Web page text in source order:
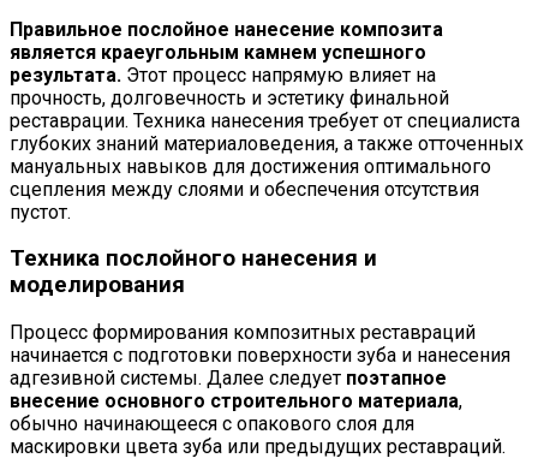
Правильное послойное нанесение композита
является краеугольным камнем успешного
результата. Этот процесс напрямую влияет на
прочность, долговечность и эстетику финальной
реставрации. Техника нанесения требует от специалиста
глубоких знаний материаловедения, а также отточенных
мануальных навыков для достижения оптимального
сцепления между слоями и обеспечения отсутствия
пустот.
Техника послойного нанесения и
моделирования
Процесс формирования композитных реставраций
начинается с подготовки поверхности зуба и нанесения
адгезивной системы. Далее следует поэтапное
внесение основного строительного материала,
обычно начинающееся с опакового слоя для
маскировки цвета зуба или предыдущих реставраций.